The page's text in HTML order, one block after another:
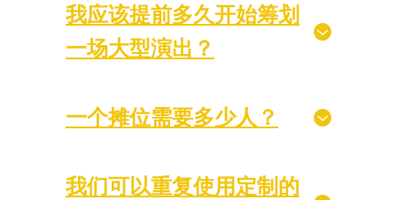
我应该提前多久开始筹划
一场大型演出？
一个摊位需要多少人？
我们可以重复使用定制的